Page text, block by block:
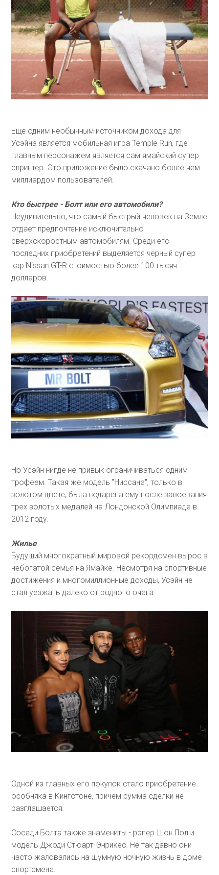
Еще одним необычным источником дохода для
Усэйна является мобильная игра Temple Run, где
главным персонажем является сам ямайский супер
спринтер. Это приложение было скачано более чем
миллиардом пользователей.
Кто быстрее - Болт или его автомобили?
Неудивительно, что самый быстрый человек на Земле
отдает предпочтение исключительно
сверхскоростным автомобилям. Среди его
последних приобретений выделяется черный супер
кар Nissan GT-R стоимостью более 100 тысяч
долларов.
Но Усэйн нигде не привык ограничиваться одним
трофеем. Такая же модель "Ниссана", только в
золотом цвете, была подарена ему после завоевания
трех золотых медалей на Лондонской Олимпиаде в
2012 году.
Жилье
Будущий многократный мировой рекордсмен вырос в
небогатой семья на Ямайке. Несмотря на спортивные
достижения и многомиллионные доходы, Усэйн не
стал уезжать далеко от родного очага.
Одной из главных его покупок стало приобретение
особняка в Кингстоне, причем сумма сделки не
разглашается.
Соседи Болта также знамениты - рэпер Шон Пол и
модель Джоди Стюарт-Энрикес. Не так давно они
часто жаловались на шумную ночную жизнь в доме
спортсмена.